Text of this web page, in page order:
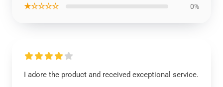
★☆☆☆☆ 0%
I adore the product and received exceptional service.